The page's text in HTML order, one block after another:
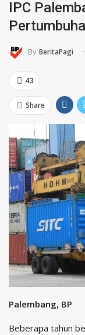
IPC
By BeritaPagi
43
Share
Palembang, BP
Beberapa tahun